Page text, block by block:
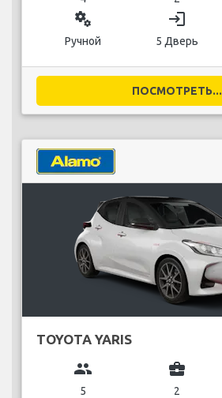
miscellaneous_services
Ручной
login
5 Дверь
ПОСМОТРЕТЬ...
TOYOTA YARIS
group
5
business_center
2